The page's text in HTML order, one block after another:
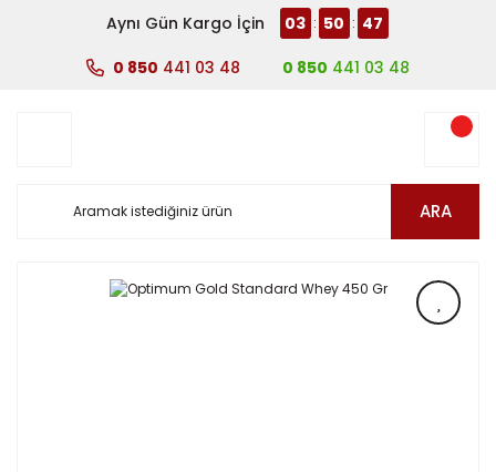
Aynı Gün Kargo İçin 03 : 50 : 47
0 850 441 03 48 0 850 441 03 48
ARA